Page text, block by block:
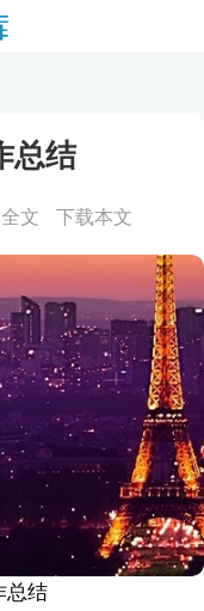
总结
文 下载本文
总结